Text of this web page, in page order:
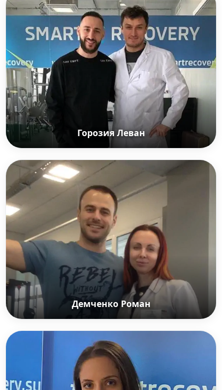
Заслуженный мастер спорта СССР. Единственная
спортсменка в истории СССР и России,
победившая в прыжках с 10-метровой вышки на
Олимпийских играх. Российская спортивная
журналистка.
Горозия Леван
Горозия Леван
Также известный под псевдонимом L&One
российский рэп-исполнитель.
Демченко Роман
Демченко Роман
Российский телеведущий, актер, модель